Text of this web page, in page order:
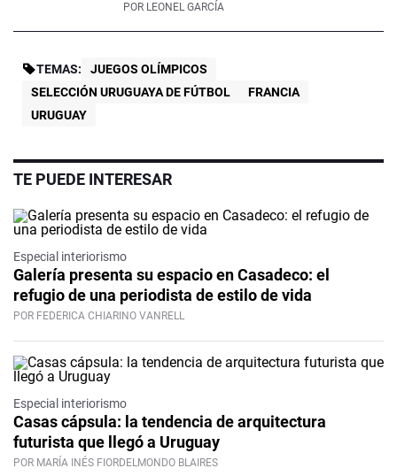
POR LEONEL GARCÍA
TEMAS:
JUEGOS OLÍMPICOS
SELECCIÓN URUGUAYA DE FÚTBOL
FRANCIA
URUGUAY
TE PUEDE INTERESAR
Especial interiorismo
Galería presenta su espacio en Casadeco: el
refugio de una periodista de estilo de vida
POR FEDERICA CHIARINO VANRELL
Especial interiorismo
Casas cápsula: la tendencia de arquitectura
futurista que llegó a Uruguay
POR MARÍA INÉS FIORDELMONDO BLAIRES